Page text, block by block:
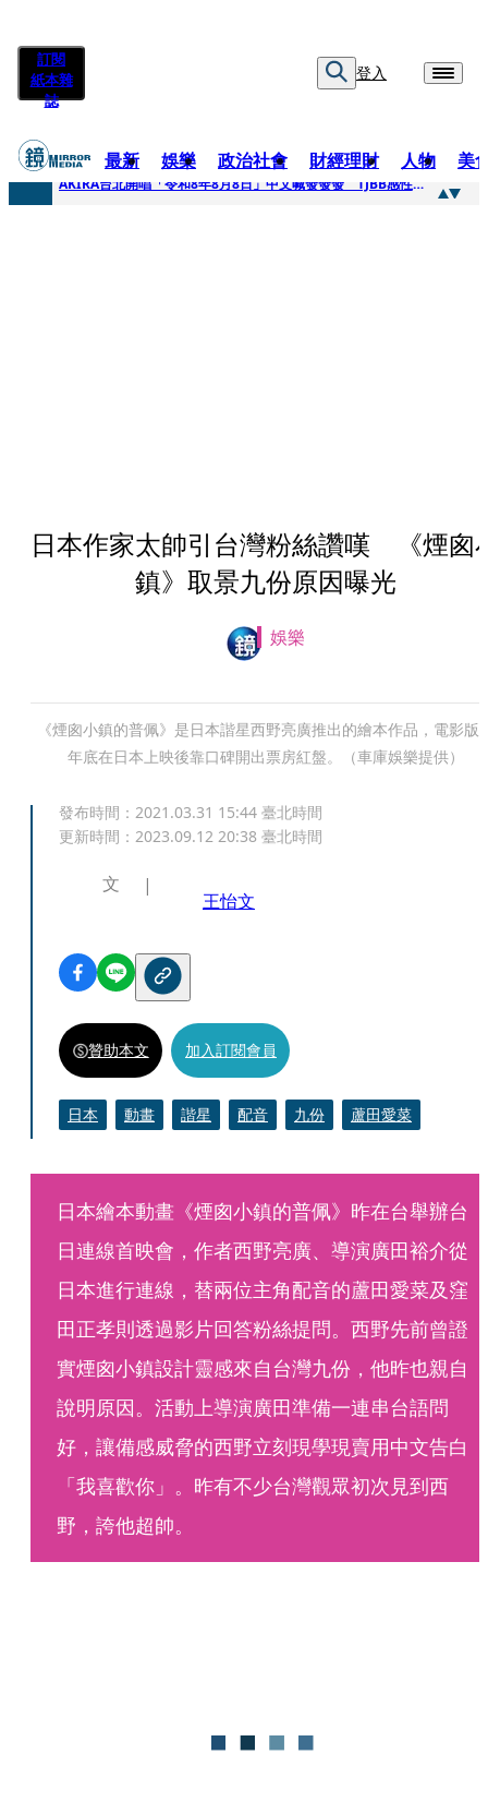
訂閱
紙本雜
誌
登入
最新 娛樂 政治社會 財經理財 人物 美
快訊
AKIRA台北開唱「令和8年8月8日」中文喊發發發 TJBB感性喊「謝謝AKIRA桑」
日本作家太帥引台灣粉絲讚嘆 《煙囪
鎮》取景九份原因曝光
娛樂
《煙囪小鎮的普佩》是日本諧星西野亮廣推出的繪本作品，電影版
年底在日本上映後靠口碑開出票房紅盤。（車庫娛樂提供）
發布時間： 2021.03.31 15:44 臺北時間
更新時間： 2023.09.12 20:38 臺北時間
文
王怡文
贊助本文 加入訂閱會員
日本 動畫 諧星 配音 九份 蘆田愛菜
日本繪本動畫《煙囪小鎮的普佩》昨在台舉辦台
日連線首映會，作者西野亮廣、導演廣田裕介從
日本進行連線，替兩位主角配音的蘆田愛菜及窪
田正孝則透過影片回答粉絲提問。西野先前曾證
實煙囪小鎮設計靈感來自台灣九份，他昨也親自
說明原因。活動上導演廣田準備一連串台語問
好，讓備感威脅的西野立刻現學現賣用中文告白
「我喜歡你」。昨有不少台灣觀眾初次見到西
野，誇他超帥。